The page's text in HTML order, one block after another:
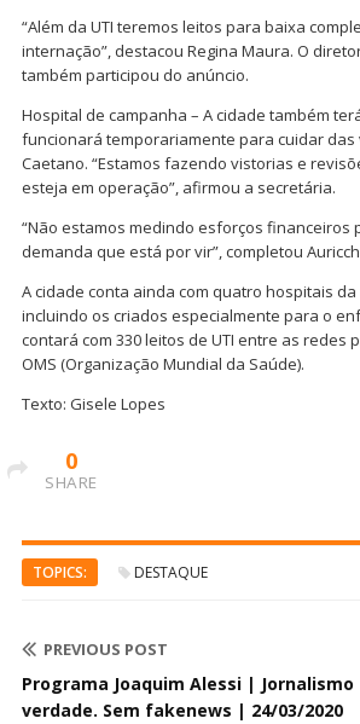
“Além da UTI teremos leitos para baixa
internação”, destacou Regina Maura. O
também participou do anúncio.
Hospital de campanha – A cidade também
funcionará temporariamente para cuidar
Caetano. “Estamos fazendo vistorias e
esteja em operação”, afirmou a secretária.
“Não estamos medindo esforços
demanda que está por vir”, completou
A cidade conta ainda com quatro hospitais
incluindo os criados especialmente para o
contará com 330 leitos de UTI entre as
OMS (Organização Mundial da Saúde).
Texto: Gisele Lopes
0
SHARE
TOPICS: DESTAQUE
PREVIOUS POST
Programa Joaquim Alessi | Jornalismo
verdade. Sem fakenews | 24/03/2020